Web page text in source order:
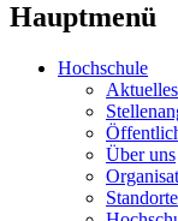
Hauptmenü
Hochschule
Aktuelles
Über uns